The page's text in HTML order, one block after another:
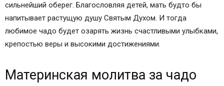
сильнейший оберег. Благословляя детей, мать будто бы
напитывает растущую душу Святым Духом. И тогда
любимое чадо будет озарять жизнь счастливыми улыбками,
крепостью веры и высокими достижениями.
Материнская молитва за чадо